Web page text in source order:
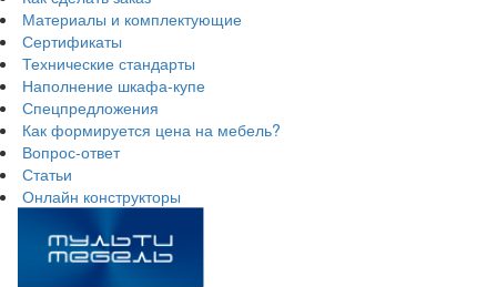
Материалы и комплектующие
Сертификаты
Технические стандарты
Наполнение шкафа-купе
Спецпредложения
Как формируется цена на мебель?
Вопрос-ответ
Статьи
Онлайн конструкторы